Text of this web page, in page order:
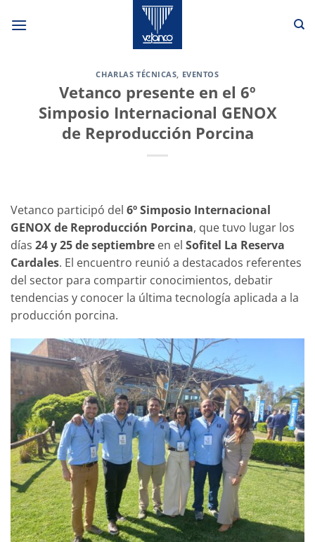
CHARLAS TÉCNICAS, EVENTOS
Vetanco presente en el 6º
Simposio Internacional GENOX
de Reproducción Porcina
Vetanco participó del 6º Simposio Internacional
GENOX de Reproducción Porcina, que tuvo lugar los
días 24 y 25 de septiembre en el Sofitel La Reserva
Cardales. El encuentro reunió a destacados referentes
del sector para compartir conocimientos, debatir
tendencias y conocer la última tecnología aplicada a la
producción porcina.